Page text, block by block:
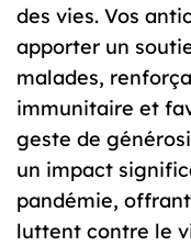
des vies. Vos
apporter un
malades,
immunitaire et
geste de
un impact
pandémie,
luttent contre le